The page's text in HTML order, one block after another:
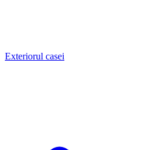
Exteriorul casei